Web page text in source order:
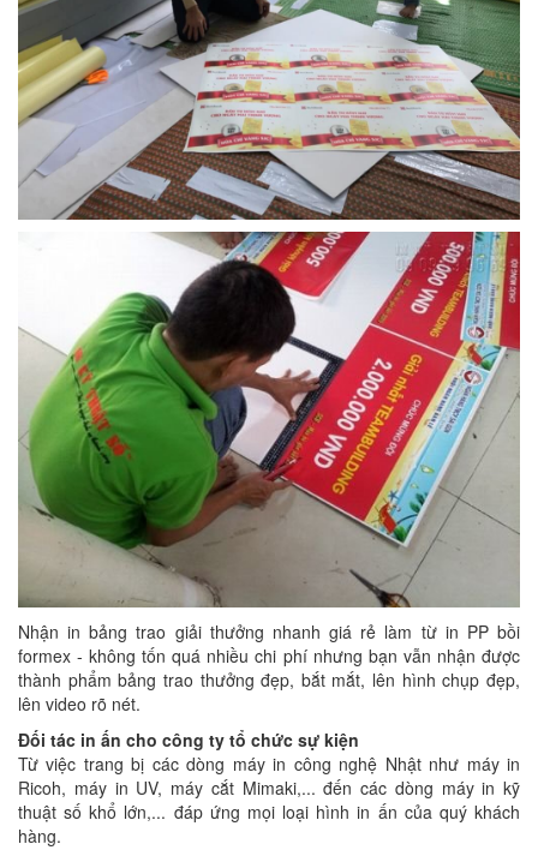
Nhận in bảng trao giải thưởng nhanh giá rẻ làm từ in PP bồi
formex - không tốn quá nhiều chi phí nhưng bạn vẫn nhận được
thành phẩm bảng trao thưởng đẹp, bắt mắt, lên hình chụp đẹp,
lên video rõ nét.
Đối tác in ấn cho công ty tổ chức sự kiện
Từ việc trang bị các dòng máy in công nghệ Nhật như máy in
Ricoh, máy in UV, máy cắt Mimaki,... đến các dòng máy in kỹ
thuật số khổ lớn,... đáp ứng mọi loại hình in ấn của quý khách
hàng.